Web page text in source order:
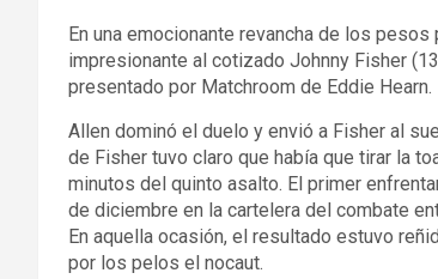
En una emocionante revancha de los
impresionante al cotizado Johnny Fisher
presentado por Matchroom de Eddie Hearn.
Allen dominó el duelo y envió a Fisher al
de Fisher tuvo claro que había que tirar la
minutos del quinto asalto. El primer
de diciembre en la cartelera del combate
En aquella ocasión, el resultado estuvo
por los pelos el nocaut.